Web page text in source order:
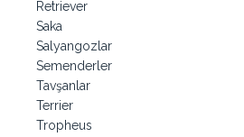
Retriever
Saka
Salyangozlar
Semenderler
Tavşanlar
Terrier
Tropheus